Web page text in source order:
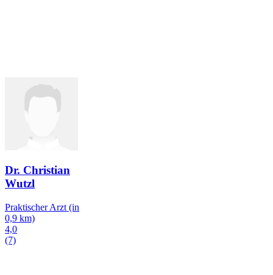
Dr. Christian
Wutzl
Praktischer Arzt (in
0,9 km)
4,0
(7)